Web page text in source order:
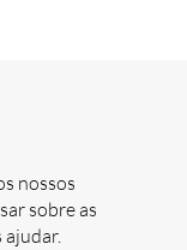
nossos
sobre as
ajudar.